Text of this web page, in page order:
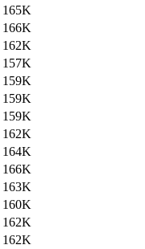
165K
166K
162K
157K
159K
159K
159K
162K
164K
166K
163K
160K
162K
162K